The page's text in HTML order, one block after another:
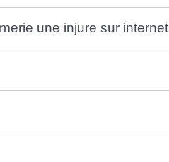
une injure sur internet